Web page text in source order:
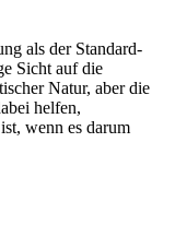
als der Standard-
Sicht auf die
Natur, aber die
helfen,
wenn es darum